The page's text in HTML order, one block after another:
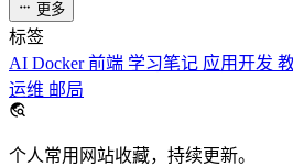
更多
标签
AI Docker前端 学习笔记 应用开发
运维 邮局
个人常用网站收藏，持续更新。